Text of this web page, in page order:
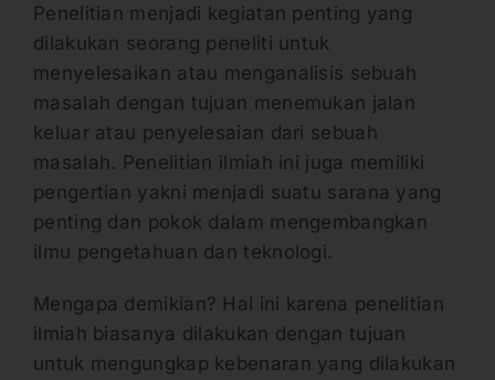
Penelitian menjadi kegiatan penting yang
dilakukan seorang peneliti untuk
menyelesaikan atau menganalisis sebuah
masalah dengan tujuan menemukan jalan
keluar atau penyelesaian dari sebuah
masalah. Penelitian ilmiah ini juga memiliki
pengertian yakni menjadi suatu sarana yang
penting dan pokok dalam mengembangkan
ilmu pengetahuan dan teknologi.
Mengapa demikian? Hal ini karena penelitian
ilmiah biasanya dilakukan dengan tujuan
untuk mengungkap kebenaran yang dilakukan